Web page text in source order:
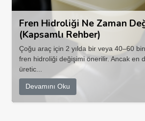
Fren Hidroliği Ne Zaman
(Kapsamlı Rehber)
Çoğu araç için 2 yılda bir veya 40–60
fren hidroliği değişimi önerilir. Ancak en
üretic...
Devamını Oku